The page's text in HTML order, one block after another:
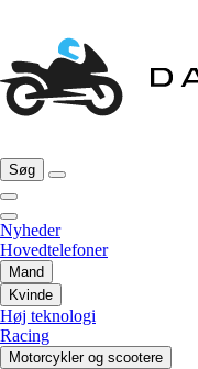
Søg
Nyheder
Hovedtelefoner
Mand
Kvinde
Høj teknologi
Racing
Motorcykler og scootere